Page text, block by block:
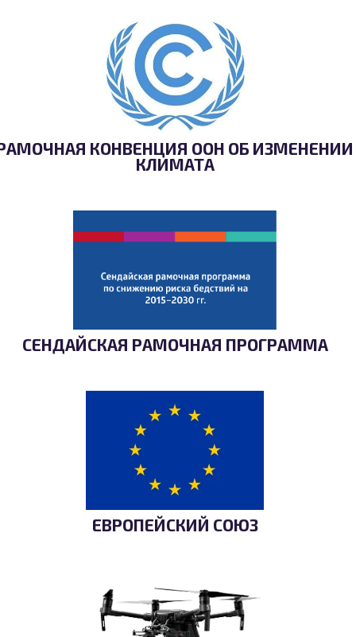
КОНВЕНЦИЯ ООН ОБ ИЗМЕНЕНИИ
КЛИМАТА
СЕНДАЙСКАЯ РАМОЧНАЯ ПРОГРАММА
ЕВРОПЕЙСКИЙ СОЮЗ